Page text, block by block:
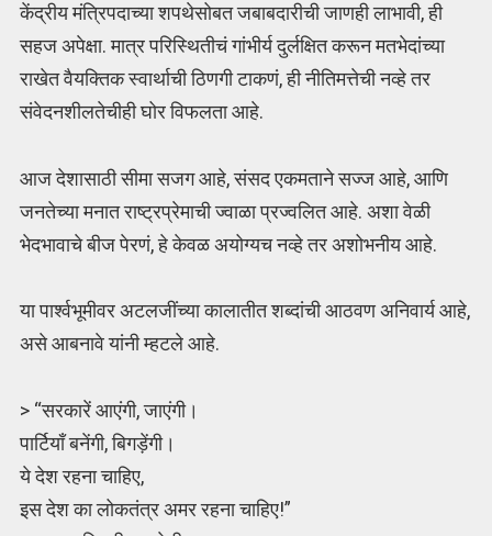
केंद्रीय मंत्रिपदाच्या शपथेसोबत जबाबदारीची जाणही लाभावी, ही
सहज अपेक्षा. मात्र परिस्थितीचं गांभीर्य दुर्लक्षित करून मतभेदांच्या
राखेत वैयक्तिक स्वार्थाची ठिणगी टाकणं, ही नीतिमत्तेची नव्हे तर
संवेदनशीलतेचीही घोर विफलता आहे.
आज देशासाठी सीमा सजग आहे, संसद एकमताने सज्ज आहे, आणि
जनतेच्या मनात राष्ट्रप्रेमाची ज्वाळा प्रज्वलित आहे. अशा वेळी
भेदभावाचे बीज पेरणं, हे केवळ अयोग्यच नव्हे तर अशोभनीय आहे.
या पार्श्वभूमीवर अटलजींच्या कालातीत शब्दांची आठवण अनिवार्य आहे,
असे आबनावे यांनी म्हटले आहे.
> “सरकारें आएंगी, जाएंगी।
पार्टियाँ बनेंगी, बिगड़ेंगी।
ये देश रहना चाहिए,
इस देश का लोकतंत्र अमर रहना चाहिए!”